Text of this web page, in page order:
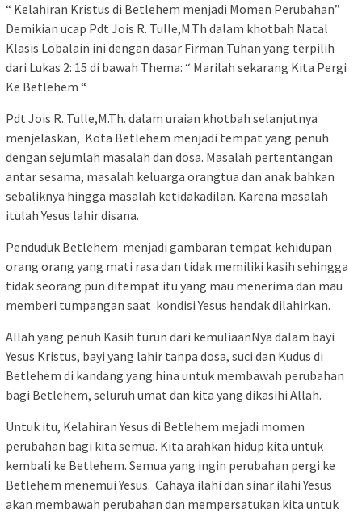
“ Kelahiran Kristus di Betlehem menjadi Momen Perubahan”
Demikian ucap Pdt Jois R. Tulle,M.Th dalam khotbah Natal
Klasis Lobalain ini dengan dasar Firman Tuhan yang terpilih
dari Lukas 2: 15 di bawah Thema: “ Marilah sekarang Kita Pergi
Ke Betlehem “
Pdt Jois R. Tulle,M.Th. dalam uraian khotbah selanjutnya
menjelaskan, Kota Betlehem menjadi tempat yang penuh
dengan sejumlah masalah dan dosa. Masalah pertentangan
antar sesama, masalah keluarga orangtua dan anak bahkan
sebaliknya hingga masalah ketidakadilan. Karena masalah
itulah Yesus lahir disana.
Penduduk Betlehem menjadi gambaran tempat kehidupan
orang orang yang mati rasa dan tidak memiliki kasih sehingga
tidak seorang pun ditempat itu yang mau menerima dan mau
memberi tumpangan saat kondisi Yesus hendak dilahirkan.
Allah yang penuh Kasih turun dari kemuliaanNya dalam bayi
Yesus Kristus, bayi yang lahir tanpa dosa, suci dan Kudus di
Betlehem di kandang yang hina untuk membawah perubahan
bagi Betlehem, seluruh umat dan kita yang dikasihi Allah.
Untuk itu, Kelahiran Yesus di Betlehem mejadi momen
perubahan bagi kita semua. Kita arahkan hidup kita untuk
kembali ke Betlehem. Semua yang ingin perubahan pergi ke
Betlehem menemui Yesus. Cahaya ilahi dan sinar ilahi Yesus
akan membawah perubahan dan mempersatukan kita untuk